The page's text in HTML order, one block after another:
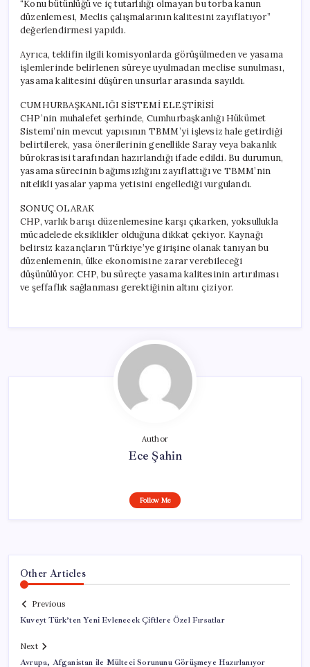
“Konu bütünlüğü ve iç tutarlılığı olmayan bu torba kanun
düzenlemesi, Meclis çalışmalarının kalitesini zayıflatıyor”
değerlendirmesi yapıldı.
Ayrıca, teklifin ilgili komisyonlarda görüşülmeden ve yasama
işlemlerinde belirlenen süreye uyulmadan meclise sunulması,
yasama kalitesini düşüren unsurlar arasında sayıldı.
CUMHURBAŞKANLIĞI SİSTEMİ ELEŞTİRİSİ
CHP’nin muhalefet şerhinde, Cumhurbaşkanlığı Hükümet
Sistemi’nin mevcut yapısının TBMM’yi işlevsiz hale getirdiği
belirtilerek, yasa önerilerinin genellikle Saray veya bakanlık
bürokrasisi tarafından hazırlandığı ifade edildi. Bu durumun,
yasama sürecinin bağımsızlığını zayıflattığı ve TBMM’nin
nitelikli yasalar yapma yetisini engellediği vurgulandı.
SONUÇ OLARAK
CHP, varlık barışı düzenlemesine karşı çıkarken, yoksullukla
mücadelede eksiklikler olduğuna dikkat çekiyor. Kaynağı
belirsiz kazançların Türkiye’ye girişine olanak tanıyan bu
düzenlemenin, ülke ekonomisine zarar verebileceği
düşünülüyor. CHP, bu süreçte yasama kalitesinin artırılması
ve şeffaflık sağlanması gerektiğinin altını çiziyor.
Author
Ece Şahin
Follow Me
Other Articles
Previous
Kuveyt Türk’ten Yeni Evlenecek Çiftlere Özel Fırsatlar
Next
Avrupa, Afganistan ile Mülteci Sorununu Görüşmeye Hazırlanıyor